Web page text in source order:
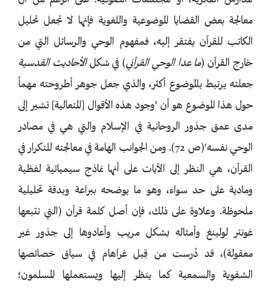
معالجة بعض القضايا الموضوعية واللغوية فإنها لا تجعل تحليل
الكاتب للقرآن يفتقر إليه، فمفهوم الوحي والرسائل التي من
خارج القرآن (ما عدا الوحي القرآني) في شكلالأحاديث القدسية
جعلته يرتبط بالموضوع أكثر، والذي جعل جوهر أطروحته مهماً
حول هذا الموضوع هو أن ‘وجود هذه الأقوال [المتعالية] تشير إلى
مدى عمق جذور الروحانية في الإسلام والتي هي في مصادر
الوحي نفسه'(ص 72). ومن الجوانب الهامة في معالجته للتكرار في
القرآن، هي النظر إلى الآيات على أنها نماذج سيميائية لفظية
ومادية على حد سواء، وهو ما يوضحه ببراعة وبدقة تحليلية
ملحوظة. وعلاوة على ذلك، فإن أصل كلمة قرآن (التي تتبعها
غونتر لولينغ وأمثاله بشكل مريب وأعادوها إلى جذور غير
معقولة)، قد دُرست من قِبل غراهام في سياق خصائصها
الشفوية والسمعية كما ينظر إليها ويستعملها المسلمون؛